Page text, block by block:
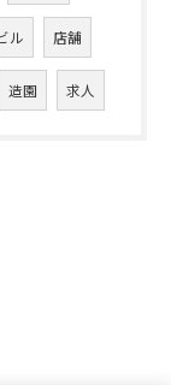
ル 店舗
造園 求人